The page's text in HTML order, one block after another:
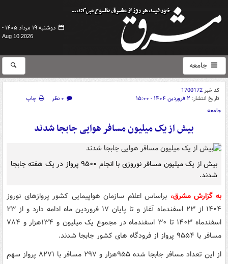
دوشنبه ۱۹ مرداد ۱۴۰۵ -
Aug 10 2026
جامعه
کد خبر1700172
تاریخ انتشار: ۲ فروردین ۱۴۰۴ - ۱۵:۰۰ ۰ نظر
چاپ
جامعه
بیش از یک میلیون مسافر هوایی جابجا شدند
بیش از یک میلیون مسافر نوروزی با انجام ۹۵۰۰ پرواز در یک هفته جابجا
شدند.
به گزارش مشرق، براساس اعلام سازمان هواپیمایی کشور پروازهای نوروز
۱۴۰۴ از ۲۳ اسفندماه آغاز و تا پایان ۱۷ فروردین ماه ادامه دارد و از ۲۳
اسفندماه ۱۴۰۳ تا ۳۰ اسفندماه در مجموع یک میلیون و ۱۳۴هزار و ۷۸۴
مسافر با ۹۵۵۴ پرواز از فرودگاه های کشور جابجا شدند.
از این تعداد مسافر جابجا شده ۹۵۵هزار و ۲۹۷ مسافر با ۸۲۷۱ پرواز سهم